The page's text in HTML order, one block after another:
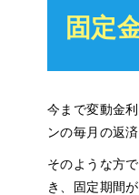
固定
今まで変動金
ンの毎月の返
そのような方
き、固定期間